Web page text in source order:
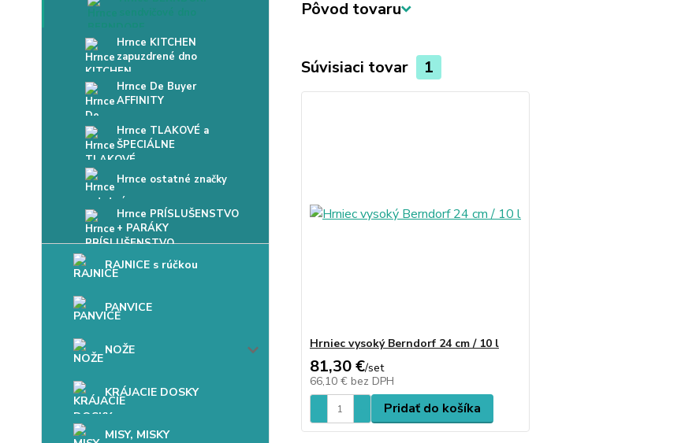
Hrnce KITCHEN
zapuzdrené dno
Hrnce De Buyer
AFFINITY
Hrnce TLAKOVÉ a
ŠPECIÁLNE
Hrnce ostatné značky
Hrnce PRÍSLUŠENSTVO
+ PARÁKY
RAJNICE s rúčkou
PANVICE
NOŽE
KRÁJACIE DOSKY
MISY, MISKY
Pôvod tovaru
Súvisiaci tovar 1
Hrniec vysoký Berndorf 24 cm / 10 l
81,30 €/set
66,10 € bez DPH
Pridať do košíka